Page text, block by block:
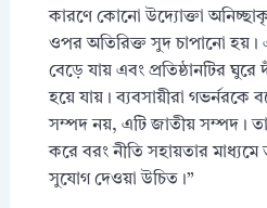
কারণে কোনো উদ্যোক্তা
ওপর অতিরিক্ত সুদ চাপানো
বেড়ে যায় এবং প্রতিষ্ঠানটির
হয়ে যায়। ব্যবসায়ীরা গভর্নরকে
সম্পদ নয়, এটি জাতীয় সম্পদ।
করে বরং নীতি সহায়তার
সুযোগ দেওয়া উচিত।”